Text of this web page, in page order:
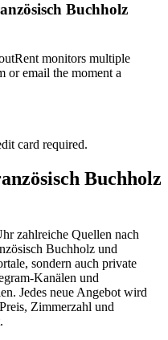
Buchholz
monitors multiple
or email the moment a
card required.
Buchholz
zahlreiche Quellen nach
Buchholz und
sondern auch private
Kanälen und
Jedes neue Angebot wird
Zimmerzahl und